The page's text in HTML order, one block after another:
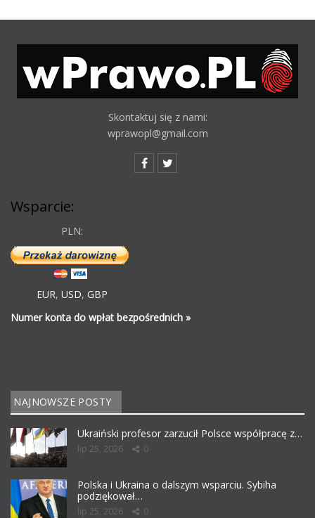
Skontaktuj się z nami:
wprawopl@gmail.com
Wsparcie:
PLN:
EUR, USD, GBP
Numer konta do wpłat bezpośrednich »
NAJNOWSZE POSTY
Ukraiński profesor zarzucił Polsce współpracę z…
lip 25, 2026 0
Polska i Ukraina o dalszym wsparciu. Sybiha
podziękował…
lip 25, 2026 0